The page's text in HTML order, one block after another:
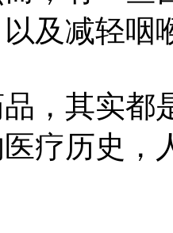
及减轻咽
，其实都
疗历史，